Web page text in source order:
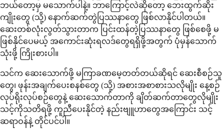
ဘယ်တော့မှ မသောက်ပါနဲ့။ ဘာကြောင့်လဲဆိုတော့ ဘေးထွက်ဆိုး
ကျိုးတွေ (သို့) နောက်ဆက်တွဲပြဿနာတွေ ဖြစ်လာနိုင်ပါတယ်။
ဆေးတစ်လုံးလွတ်သွားတာက ပြင်းထန်တဲ့ပြဿနာတွေ ဖြစ်စေဖို့ မ
ဖြစ်နိုင်ပေမယ့် အကောင်းဆုံးရလဒ်တွေရရှိဖို့အတွက် ပုံမှန်သောက်
သုံးဖို့ ကြိုးစားပါ။
သင်က ဆေးသောက်ဖို့ မကြာခဏမေ့တတ်တယ်ဆိုရင် ဆေးစီစဉ်သူ
တွေ၊ ဖုန်းအချက်ပေးစနစ်တွေ (သို့) အစားအစာစားသလိုမျိုး နေ့စဉ်
လုပ်ရိုးလုပ်စဉ်တွေနဲ့ ဆေးသောက်တာကို ချိတ်ဆက်တာတွေလိုမျိုး
သင့်ကိုသတိရဖို့ ကူညီပေးနိုင်တဲ့ နည်းဗျူဟာတွေအကြောင်း သင့်
ဆရာဝန်နဲ့ တိုင်ပင်ပါ။